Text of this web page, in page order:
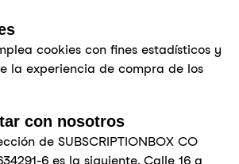
cookies con fines estadísticos y
la experiencia de compra de los
con nosotros
de SUBSCRIPTIONBOX CO
6 es la siguiente. Calle 16 a